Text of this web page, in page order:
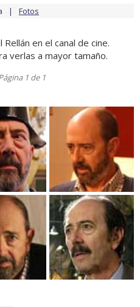
Fotos
en el canal de cine.
verlas a mayor tamaño.
1 de 1